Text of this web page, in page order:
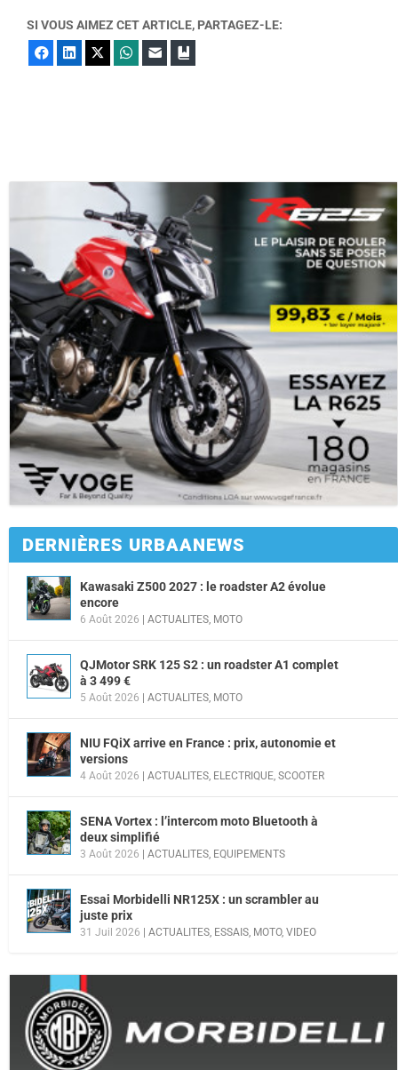
SI VOUS AIMEZ CET ARTICLE, PARTAGEZ-LE:
FacebookLinkedIn WhatsApp
E-mail
DERNIÈRES URBAANEWS
Kawasaki Z500 2027 : le roadster A2 évolue
encore
6 Août 2026 ACTUALITES, MOTO
QJMotor SRK 125 S2 : un roadster A1 complet
à 3 499 €
5 Août 2026 ACTUALITES, MOTO
NIU FQiX arrive en France : prix, autonomie et
versions
4 Août 2026 ACTUALITES, ELECTRIQUE, SCOOTER
SENA Vortex : l’intercom moto Bluetooth à
deux simplifié
3 Août 2026 ACTUALITES, EQUIPEMENTS
Essai Morbidelli NR125X : un scrambler au
juste prix
31 Juil 2026 ACTUALITES, ESSAIS, MOTO, VIDEO